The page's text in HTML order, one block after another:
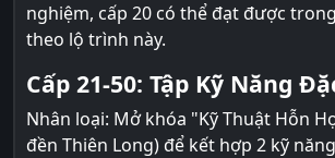
nghiệm, cấp 20 có thể đạt được
theo lộ trình này.
Cấp 21-50: Tập Kỹ Năng
Nhân loại: Mở khóa "Kỹ Thuật Hỗn
đền Thiên Long) để kết hợp 2 kỹ